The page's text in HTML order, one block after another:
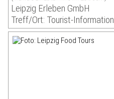
Leipzig Erleben GmbH
Treff/Ort: Tourist-Information